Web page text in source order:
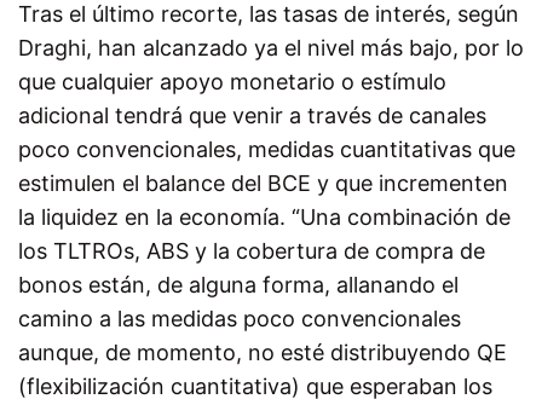
Tras el último recorte, las tasas de interés, según
Draghi, han alcanzado ya el nivel más bajo, por lo
que cualquier apoyo monetario o estímulo
adicional tendrá que venir a través de canales
poco convencionales, medidas cuantitativas que
estimulen el balance del BCE y que incrementen
la liquidez en la economía. “Una combinación de
los TLTROs, ABS y la cobertura de compra de
bonos están, de alguna forma, allanando el
camino a las medidas poco convencionales
aunque, de momento, no esté distribuyendo QE
(flexibilización cuantitativa) que esperaban los